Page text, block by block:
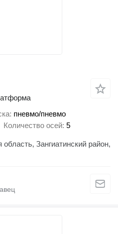
пневмо/пневмо
Количество осей 5
Зангиатинский район,